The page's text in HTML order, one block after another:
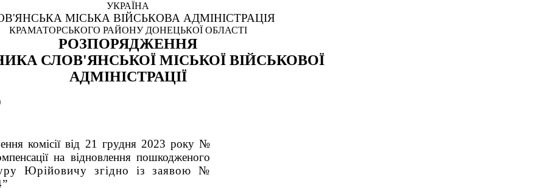
УКРАЇНА
МІСЬКА ВІЙСЬКОВА АДМІНІСТРАЦІЯ
КРАМАТОРСЬКОГО РАЙОНУ ДОНЕЦЬКОЇ ОБЛАСТІ
РОЗПОРЯДЖЕННЯ
СЛОВ'ЯНСЬКОЇ МІСЬКОЇ ВІЙСЬКОВОЇ
АДМІНІСТРАЦІЇ
комісії від 21 грудня 2023 року №
на відновлення пошкодженого
Юрійовичу згідно із заявою №
”